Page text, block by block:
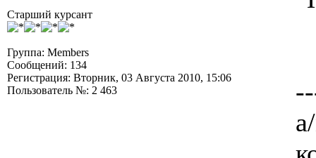
Старший курсант
Группа: Members
Сообщений: 134
Регистрация: Вторник, 03 Августа 2010, 15:06
Пользователь №: 2 463